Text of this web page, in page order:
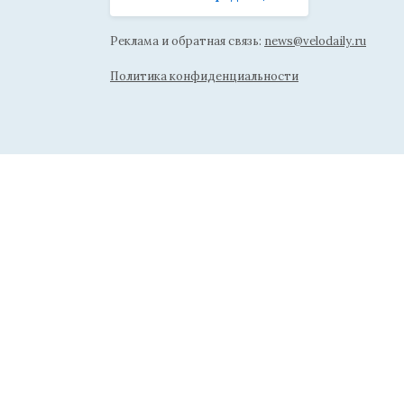
Реклама и обратная связь: news@velodaily.ru
Политика конфиденциальности